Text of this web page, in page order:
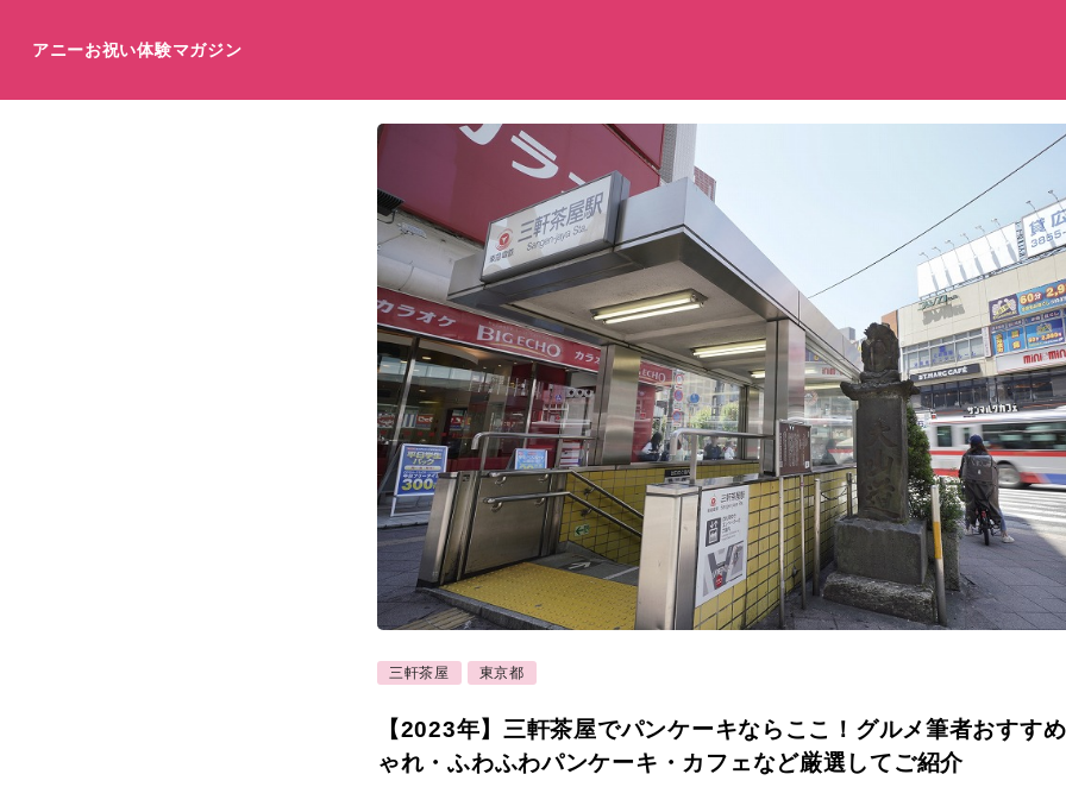
アニーお祝い体験マガジン
三軒茶屋 東京都
【2023年】三軒茶屋でパンケーキならここ！グルメ筆者おすす
ゃれ・ふわふわパンケーキ・カフェなど厳選してご紹介